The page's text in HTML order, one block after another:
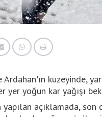
kuzeyinde,
yoğun kar yağışı
açıklamada, son